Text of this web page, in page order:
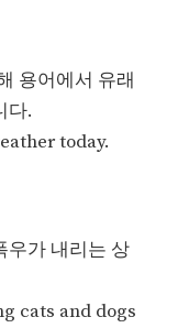
용어에서 유래
다.
today.
우가 내리는 상
cats and dogs